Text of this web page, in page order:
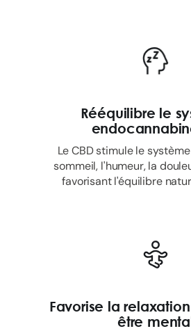
Rééquilibre le
Le CBD stimule le
sommeil, l'humeur, la
favorisant l'équilibre
Favorise la
être